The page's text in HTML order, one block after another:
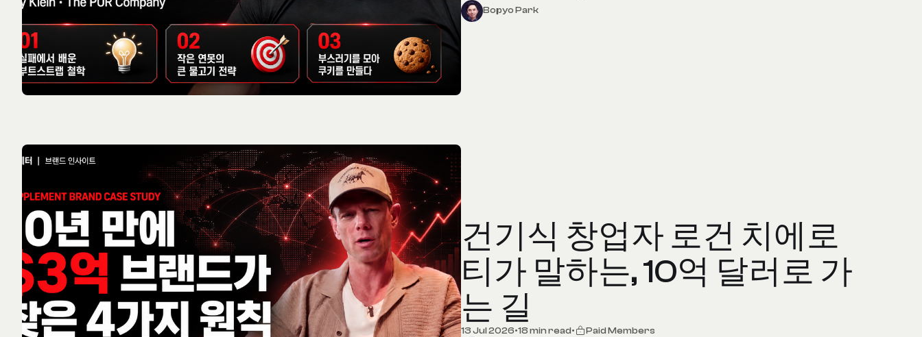
Bopyo Park
건기식 창업자 로건 치에로
티가 말하는, 10억 달러로 가
는 길
13 Jul 2026•18 min read•
Paid Members